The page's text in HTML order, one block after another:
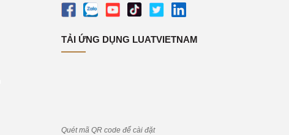
TẢI ỨNG DỤNG LUATVIETNAM
Quét mã QR code để cài đặt